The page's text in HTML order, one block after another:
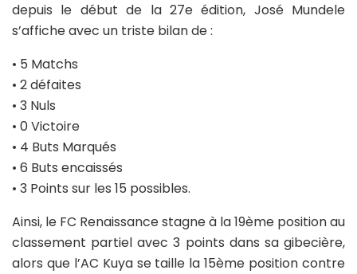
depuis le début de la 27e édition, José Mundele
s’affiche avec un triste bilan de :
• 5 Matchs
• 2 défaites
• 3 Nuls
• 0 Victoire
• 4 Buts Marqués
• 6 Buts encaissés
• 3 Points sur les 15 possibles.
Ainsi, le FC Renaissance stagne à la 19ème position au
classement partiel avec 3 points dans sa gibecière,
alors que l’AC Kuya se taille la 15ème position contre